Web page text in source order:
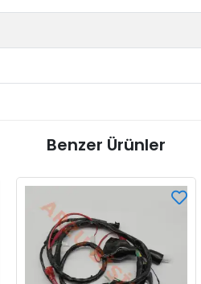
Benzer Ürünler